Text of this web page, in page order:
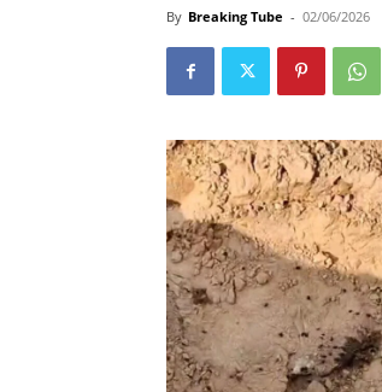
By Breaking Tube - 02/06/2026